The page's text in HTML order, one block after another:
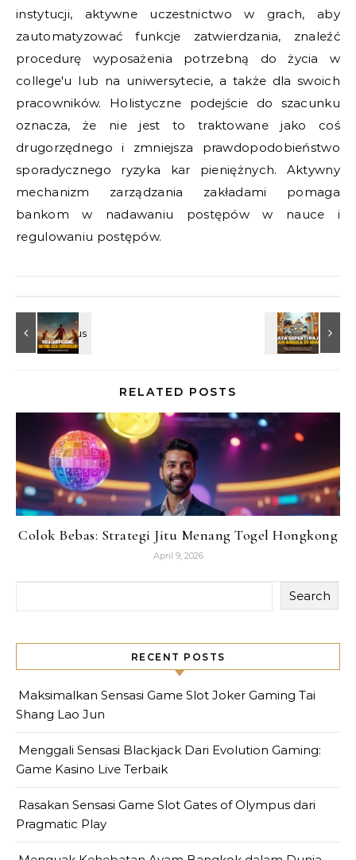
instytucji, aktywne uczestnictwo w grach, aby
zautomatyzować funkcje zatwierdzania, znaleźć
procedurę wyposażenia potrzebną do życia w
college'u lub na uniwersytecie, a także dla swoich
pracowników. Holistyczne podejście do szacunku
oznacza, że ​​nie jest to traktowane jako coś
drugorzędnego i zmniejsza prawdopodobieństwo
sporadycznego ryzyka kar pieniężnych. Aktywny
mechanizm zarządzania zakładami pomaga
bankom w nadawaniu postępów w nauce i
regulowaniu postępów.
RELATED POSTS
Colok Bebas: Strategi Jitu Menang Togel Hongkong
April 9, 2026
Search
RECENT POSTS
Maksimalkan Sensasi Game Slot Joker Gaming Tai
Shang Lao Jun
Menggali Sensasi Blackjack Dari Evolution Gaming:
Game Kasino Live Terbaik
Rasakan Sensasi Game Slot Gates of Olympus dari
Pragmatic Play